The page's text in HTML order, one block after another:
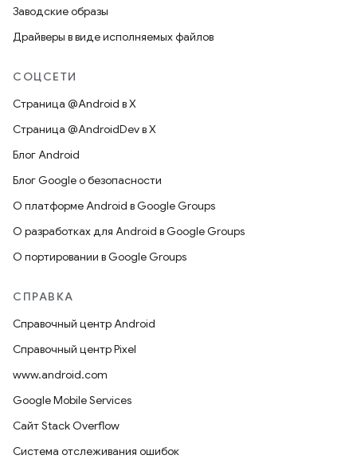
Заводские образы
Драйверы в виде исполняемых файлов
СОЦСЕТИ
Страница @Android в X
Страница @AndroidDev в X
Блог Android
Блог Google о безопасности
О платформе Android в Google Groups
О разработках для Android в Google Groups
О портировании в Google Groups
СПРАВКА
Справочный центр Android
Справочный центр Pixel
www.android.com
Google Mobile Services
Сайт Stack Overflow
Система отслеживания ошибок